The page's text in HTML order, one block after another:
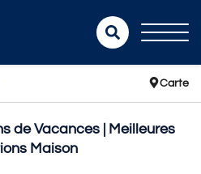
Carte
de Vacances | Meilleures
Maison